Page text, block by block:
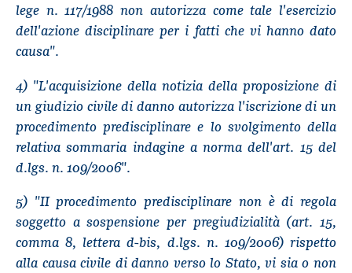
lege n. 117/1988 non autorizza come tale l'esercizio
dell'azione disciplinare per i fatti che vi hanno dato
causa".
4) "L'acquisizione della notizia della proposizione di
un giudizio civile di danno autorizza l'iscrizione di un
procedimento predisciplinare e lo svolgimento della
relativa sommaria indagine a norma dell'art. 15 del
d.lgs. n. 109/2006".
5) "II procedimento predisciplinare non è di regola
soggetto a sospensione per pregiudizialità (art. 15,
comma 8, lettera d-bis, d.lgs. n. 109/2006) rispetto
alla causa civile di danno verso lo Stato, vi sia o non